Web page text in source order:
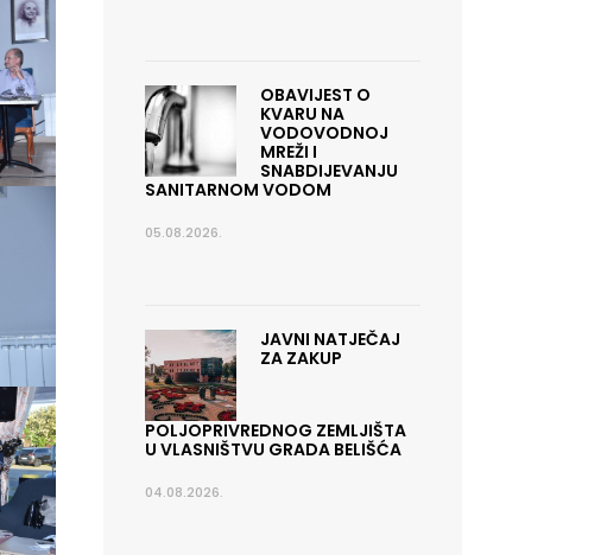
OBAVIJEST O
KVARU NA
VODOVODNOJ
MREŽI I
SNABDIJEVANJU
SANITARNOM VODOM
05.08.2026.
JAVNI NATJEČAJ
ZA ZAKUP
POLJOPRIVREDNOG ZEMLJIŠTA
U VLASNIŠTVU GRADA BELIŠĆA
04.08.2026.